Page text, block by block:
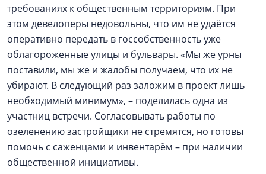
требованиях к общественным территориям. При
этом девелоперы недовольны, что им не удаётся
оперативно передать в госсобственность уже
облагороженные улицы и бульвары. «Мы же урны
поставили, мы же и жалобы получаем, что их не
убирают. В следующий раз заложим в проект лишь
необходимый минимум», – поделилась одна из
участниц встречи. Согласовывать работы по
озеленению застройщики не стремятся, но готовы
помочь с саженцами и инвентарём – при наличии
общественной инициативы.